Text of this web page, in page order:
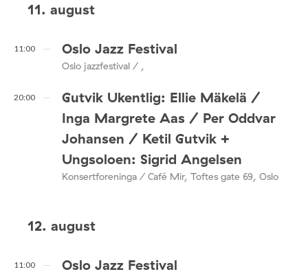
11. august
11:00 Oslo Jazz Festival
Oslo jazzfestival / ,
20:00
Gutvik Ukentlig: Ellie Mäkelä /
Inga Margrete Aas / Per Oddvar
Johansen / Ketil Gutvik +
Ungsoloen: Sigrid Angelsen
Konsertforeninga / Café Mir, Toftes gate 69, Oslo
12. august
11:00 Oslo Jazz Festival